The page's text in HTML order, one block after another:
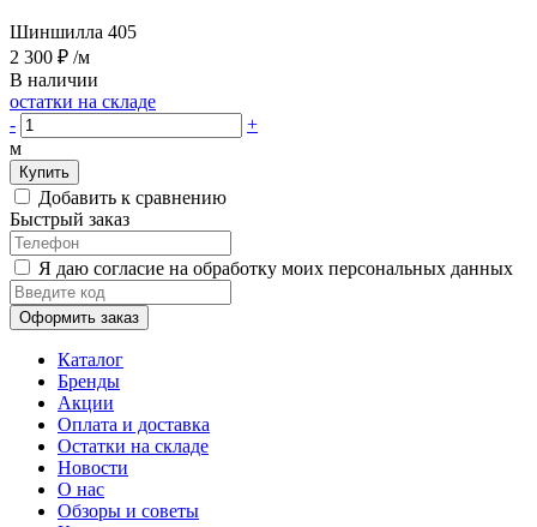
Шиншилла 405
2 300 ₽ /м
В наличии
остатки на складе
-
+
м
Купить
Добавить к сравнению
Быстрый заказ
Я даю согласие на обработку моих персональных данных
Оформить заказ
Каталог
Бренды
Акции
Оплата и доставка
Остатки на складе
Новости
О нас
Обзоры и советы